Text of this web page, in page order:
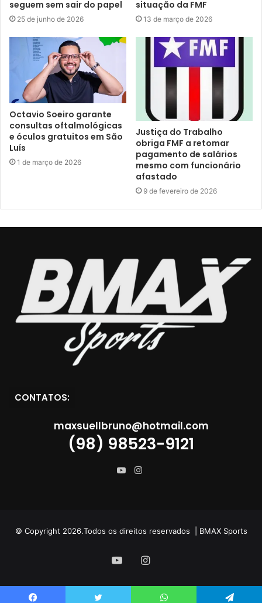
seguem sem sair do papel
25 de junho de 2026
situação da FMF
13 de março de 2026
Octavio Soeiro garante
consultas oftalmológicas
e óculos gratuitos em São
Luís
1 de março de 2026
Justiça do Trabalho
obriga FMF a retomar
pagamento de salários
mesmo com funcionário
afastado
9 de fevereiro de 2026
CONTATOS:
maxsuellbruno@hotmail.com
(98) 98523-9121
Instagram
© Copyright 2026.Todos os direitos reservados | BMAX Sports
YouTubeInstagram